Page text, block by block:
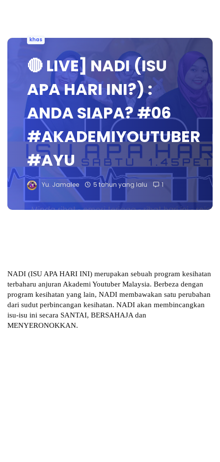
khas
🔴 LIVE] NADI (ISU
APA HARI INI?) :
ANDA SIAPA? #06
#AKADEMIYOUTUBER
#AYU
Yu. Jamalee 5 tahun yang lalu 1
NADI (ISU APA HARI INI) merupakan sebuah program kesihatan
terbaharu anjuran Akademi Youtuber Malaysia. Berbeza dengan
program kesihatan yang lain, NADI membawakan satu perubahan
dari sudut perbincangan kesihatan. NADI akan membincangkan
isu-isu ini secara SANTAI, BERSAHAJA dan
MENYERONOKKAN.